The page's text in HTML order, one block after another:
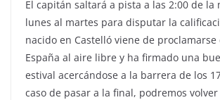
El capitán saltará a pista a las 2:00 de la
lunes al martes para disputar la
nacido en Castelló viene de proclamarse
España al aire libre y ha firmado una
estival acercándose a la barrera de los
caso de pasar a la final, podremos